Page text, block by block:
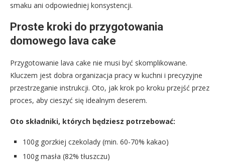
smaku ani odpowiedniej konsystencji.
Proste kroki do przygotowania
domowego lava cake
Przygotowanie lava cake nie musi być skomplikowane.
Kluczem jest dobra organizacja pracy w kuchni i precyzyjne
przestrzeganie instrukcji. Oto, jak krok po kroku przejść przez
proces, aby cieszyć się idealnym deserem.
Oto składniki, których będziesz potrzebować:
100g gorzkiej czekolady (min. 60-70% kakao)
100g masła (82% tłuszczu)